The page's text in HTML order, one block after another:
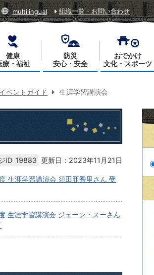
multilingual 組織一覧・お問い合わせ
健康
療・福祉
防災
安心・安全
おでかけ
文化・スポーツ
イベントガイド 生涯学習講演会
ID 19883 更新日：2023年11月21日
生涯学習講演会 須田亜香里さん 受
生涯学習講演会 ジェーン・スーさん